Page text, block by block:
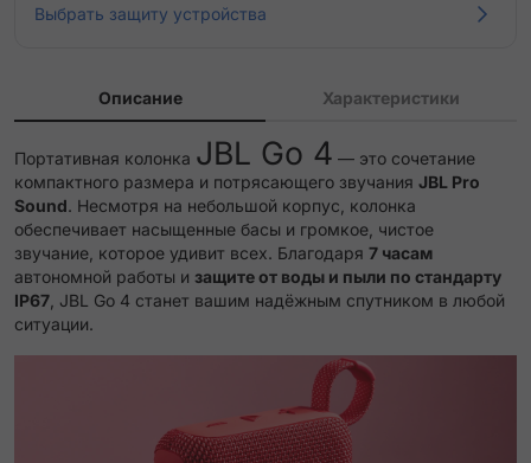
Выбрать защиту устройства
Описание Характеристики
Портативная колонка JBL Go 4 — это сочетание
компактного размера и потрясающего звучания JBL Pro
Sound. Несмотря на небольшой корпус, колонка
обеспечивает насыщенные басы и громкое, чистое
звучание, которое удивит всех. Благодаря 7 часам
автономной работы и защите от воды и пыли по стандарту
IP67 , JBL Go 4 станет вашим надёжным спутником в любой
ситуации.